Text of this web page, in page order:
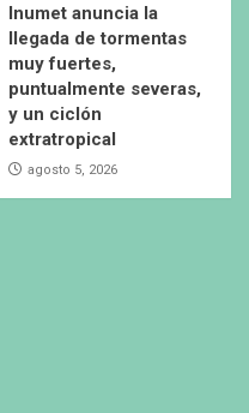
Inumet anuncia la
llegada de tormentas
muy fuertes,
puntualmente severas,
y un ciclón
extratropical
agosto 5, 2026